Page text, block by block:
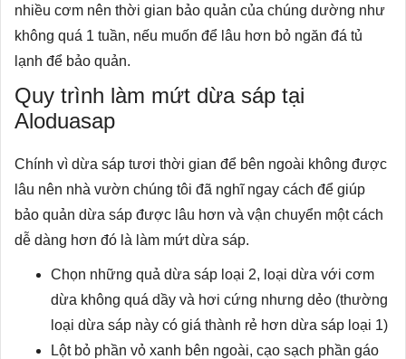
nhiều cơm nên thời gian bảo quản của chúng dường như
không quá 1 tuần, nếu muốn để lâu hơn bỏ ngăn đá tủ
lạnh để bảo quản.
Quy trình làm mứt dừa sáp tại
Aloduasap
Chính vì dừa sáp tươi thời gian để bên ngoài không được
lâu nên nhà vườn chúng tôi đã nghĩ ngay cách để giúp
bảo quản dừa sáp được lâu hơn và vận chuyển một cách
dễ dàng hơn đó là làm mứt dừa sáp.
Chọn những quả dừa sáp loại 2, loại dừa với cơm
dừa không quá dầy và hơi cứng nhưng dẻo (thường
loại dừa sáp này có giá thành rẻ hơn dừa sáp loại 1)
Lột bỏ phần vỏ xanh bên ngoài, cạo sạch phần gáo